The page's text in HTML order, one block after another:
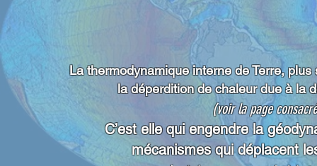
La thermodynamique interne de Terre,
la déperdition de chaleur due à la
(voir la page
C’est elle qui engendre la
mécanismes qui déplacent